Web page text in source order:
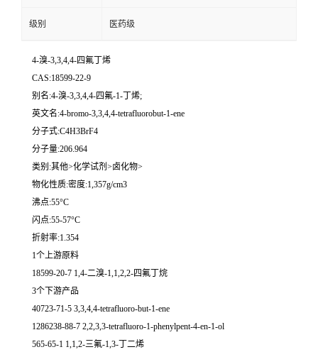
级别 医药级
4-溴-3,3,4,4-四氟丁烯
CAS:18599-22-9
别名:4-溴-3,3,4,4-四氟-1-丁烯;
英文名:4-bromo-3,3,4,4-tetrafluorobut-1-ene
分子式:C4H3BrF4
分子量:206.964
类别:其他>化学试剂>卤化物>
物化性质:密度:1,357g/cm3
沸点:55°C
闪点:55-57°C
折射率:1.354
1个上游原料
18599-20-7 1,4-二溴-1,1,2,2-四氟丁烷
3个下游产品
40723-71-5 3,3,4,4-tetrafluoro-but-1-ene
1286238-88-7 2,2,3,3-tetrafluoro-1-phenylpent-4-en-1-ol
565-65-1 1,1,2-三氟-1,3-丁二烯